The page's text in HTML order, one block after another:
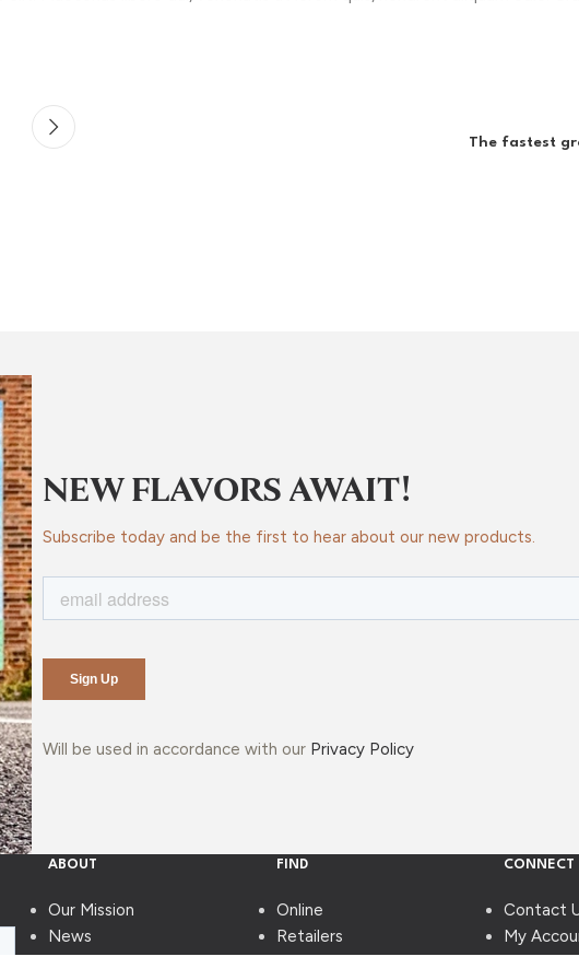
The fastest
NEW FLAVORS AWAIT!
Subscribe today and be the first to hear about our new products.
Will be used in accordance with our Privacy Policy
ABOUT
Our Mission
News
FIND
Online
Retailers
CONNECT
Contact
My